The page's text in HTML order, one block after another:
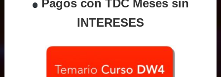
Pagos con TDC Meses sin
INTERESES